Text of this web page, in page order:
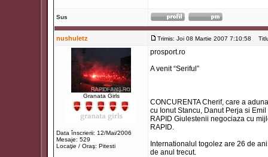
Sus
nushuletz Trimis: Joi 08 Martie 2007 7:10:58
Granata Girls
Data înscrierii: 12/Mai/2006
Mesaje: 529
Locaţie / Oraş: Pitesti
prosport.ro
A venit “Seriful”
CONCURENTA Cherif, care a
cu Ionut Stancu, Danut Perja si Emil
RAPID Giulestenii negociaza cu
RAPID.
Internationalul togolez are 26 de
de anul trecut.